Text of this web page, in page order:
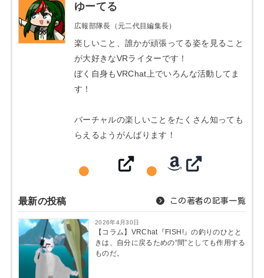
ゆーてる
広報部隊長（元二代目編集長）
楽しいこと、誰かが頑張ってる姿を見ること
が大好きなVRライターです！
ぼく自身もVRChat上でいろんな活動してま
す！
バーチャルの楽しいことをたくさん知っても
らえるようがんばります！
最新の投稿 この著者の記事一覧
2026年4月30日
【コラム】VRChat『FISH!』の釣りのひとと
きは、自分に戻るための“間”としても作用する
ものだ。